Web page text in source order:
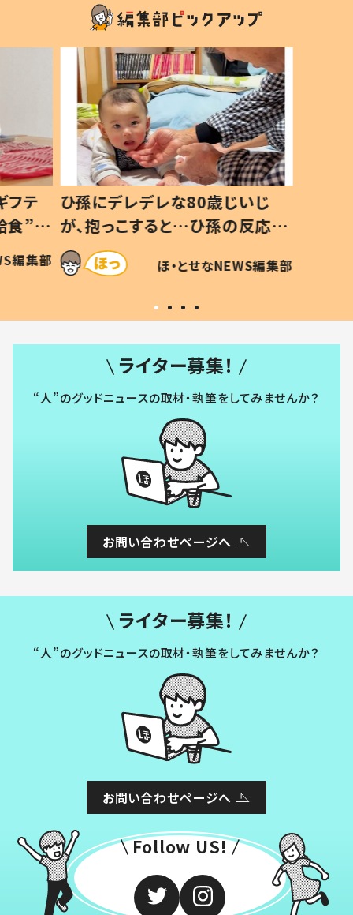
フテ
食”を
親
編集部
ひ孫にデレデレな80歳じいじ
が、抱っこすると…ひ孫の反応に
「涙が出ました」「可愛くて仕方な
い」
ほ・とせなNEWS編集部
ライター募集！
“人”のグッドニュースの取材・執筆をしてみませんか？
お問い合わせページへ
ライター募集！
“人”のグッドニュースの取材・執筆をしてみませんか？
お問い合わせページへ
Follow US!